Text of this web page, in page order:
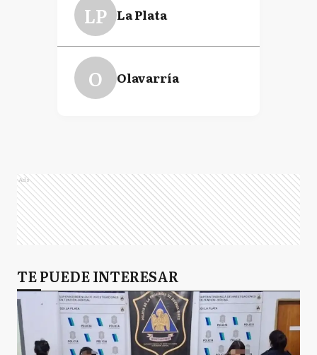
LP La Plata
O Olavarría
Ads
TE PUEDE INTERESAR